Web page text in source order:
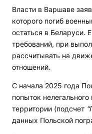
Власти в Варшаве
которого погиб
остаться в Беларуси.
требований, при
рассчитывать на
отношений.
С начала 2025 года
попыток
территории (подсчет “
данных Польской